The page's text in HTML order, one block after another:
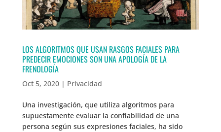
LOS ALGORITMOS QUE USAN RASGOS FACIALES PARA
PREDECIR EMOCIONES SON UNA APOLOGÍA DE LA
FRENOLOGÍA
Oct 5, 2020| Privacidad
Una investigación, que utiliza algoritmos para
supuestamente evaluar la confiabilidad de una
persona según sus expresiones faciales, ha sido